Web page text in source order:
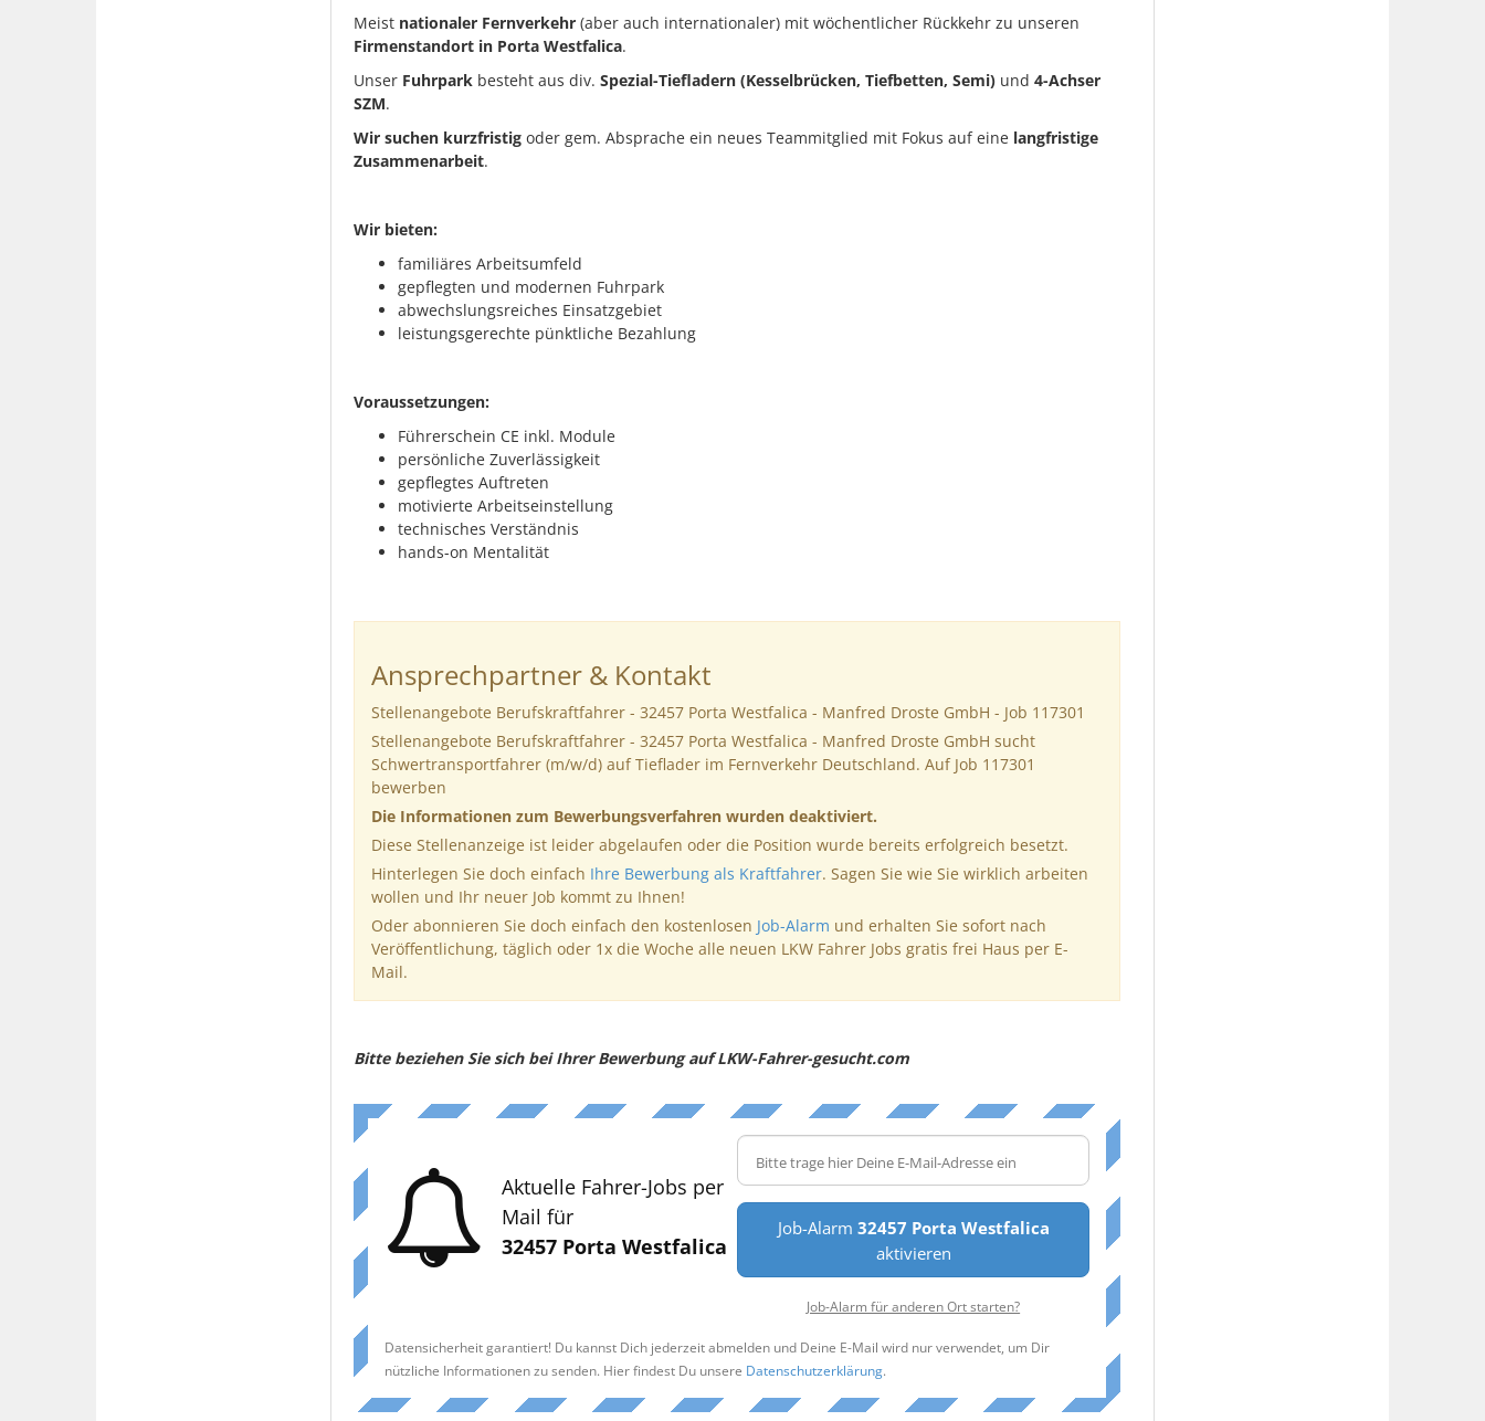
Meist nationaler Fernverkehr(aber auch internationaler) mit wöchentlicher Rückkehr zu unseren
Firmenstandort in Porta Westfalica.
Unser Fuhrparkbesteht aus div. Spezial-Tiefladern (Kesselbrücken, Tiefbetten, Semi)und 4-Achser
SZM.
Wir suchen kurzfristigoder gem. Absprache ein neues Teammitglied mit Fokus auf eine langfristige
Zusammenarbeit.
Wir bieten:
familiäres Arbeitsumfeld
gepflegten und modernen Fuhrpark
abwechslungsreiches Einsatzgebiet
leistungsgerechte pünktliche Bezahlung
Voraussetzungen:
Führerschein CE inkl. Module
persönliche Zuverlässigkeit
gepflegtes Auftreten
motivierte Arbeitseinstellung
technisches Verständnis
hands-on Mentalität
Ansprechpartner & Kontakt
Stellenangebote Berufskraftfahrer - 32457 Porta Westfalica - Manfred Droste GmbH - Job 117301
Stellenangebote Berufskraftfahrer - 32457 Porta Westfalica - Manfred Droste GmbH sucht
Schwertransportfahrer (m/w/d) auf Tieflader im Fernverkehr Deutschland. Auf Job 117301
bewerben
Die Informationen zum Bewerbungsverfahren wurden deaktiviert.
Diese Stellenanzeige ist leider abgelaufen oder die Position wurde bereits erfolgreich besetzt.
Hinterlegen Sie doch einfach Ihre Bewerbung als Kraftfahrer. Sagen Sie wie Sie wirklich arbeiten
wollen und Ihr neuer Job kommt zu Ihnen!
Oder abonnieren Sie doch einfach den kostenlosen Job-Alarm und erhalten Sie sofort nach
Veröffentlichung, täglich oder 1x die Woche alle neuen LKW Fahrer Jobs gratis frei Haus per E-
Mail.
Bitte beziehen Sie sich bei Ihrer Bewerbung auf LKW-Fahrer-gesucht.com
Aktuelle Fahrer-Jobs per
Mail für
32457 Porta Westfalica
Job-Alarm 32457 Porta Westfalica
aktivieren
Job-Alarm für anderen Ort starten?
Datensicherheit garantiert! Du kannst Dich jederzeit abmelden und Deine E-Mail wird nur verwendet, um Dir
nützliche Informationen zu senden. Hier findest Du unsere Datenschutzerklärung.